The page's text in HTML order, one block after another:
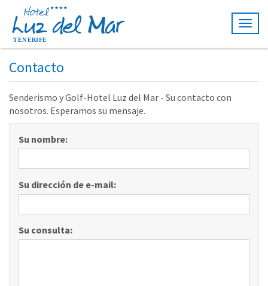
Contacto
Senderismo y Golf-Hotel Luz del Mar - Su contacto con
nosotros. Esperamos su mensaje.
Su nombre:
Su dirección de e-mail:
Su consulta: